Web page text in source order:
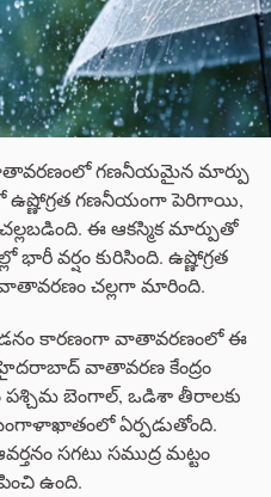
గణనీయమైన మార్పు
ఉష్ణోగ్రత గణనీయంగా పెరిగాయి,
ఈ ఆకస్మిక మార్పుతో
వర్షం కురిసింది. ఉష్ణోగ్రత
చల్లగా మారింది.
కారణంగా వాతావరణంలో ఈ
హైదరాబాద్ వాతావరణ కేంద్రం
పశ్చిమ బెంగాల్, ఒడిశా తీరాలకు
ఏర్పడుతోంది.
సగటు సముద్ర మట్టం
ఉంది.